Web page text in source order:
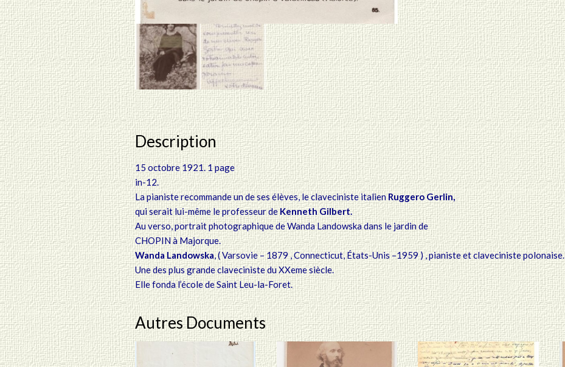
Description
15 octobre 1921. 1 page
in-12.
La pianiste recommande un de ses élèves, le claveciniste italienRuggero Gerlin,
qui serait lui-même le professeur deKenneth Gilbert.
Au verso, portrait photographique de Wanda Landowska dans le jardin de
CHOPIN à Majorque.
Wanda Landowska, ( Varsovie –1879, Connecticut, États-Unis –1959 ), pianiste et claveciniste polonaise.
Une des plus grande claveciniste du XXeme siècle.
Elle fonda l’école de Saint Leu-la-Foret.
Autres Documents